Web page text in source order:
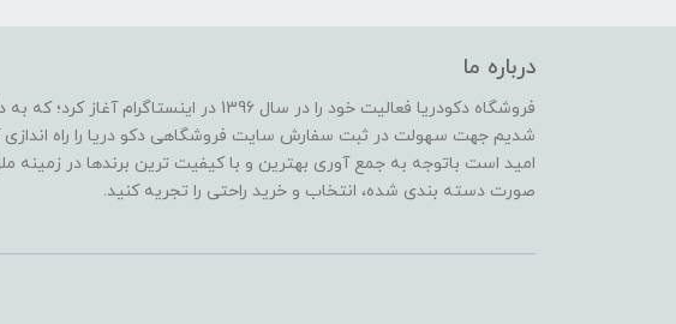
درباره ما
فروشگاه دکودریا فعالیت خود را در سال 1396 در
شدیم جهت سهولت در ثبت سفارش سایت فروشگاهی دکو دریا را راه اندازی
امید است باتوجه به جمع آوری بهترین و با کیفیت ترین برندها در زمینه
صورت دسته بندی شده، انتخاب و خرید راحتی را تجریه کنید.